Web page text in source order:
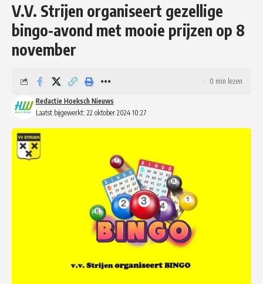
V.V. Strijen organiseert gezellige
bingo-avond met mooie prijzen op 8
november
Laatst bijgewerkt: 22 oktober 2024 10:27
Redactie Hoeksch Nieuws
0 min lezen